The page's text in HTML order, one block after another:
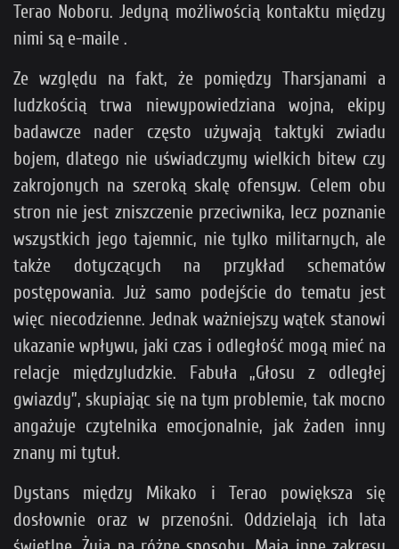
Terao Noboru. Jedyną możliwością kontaktu między
nimi są e-maile .
Ze względu na fakt, że pomiędzy Tharsjanami a
ludzkością trwa niewypowiedziana wojna, ekipy
badawcze nader często używają taktyki zwiadu
bojem, dlatego nie uświadczymy wielkich bitew czy
zakrojonych na szeroką skalę ofensyw. Celem obu
stron nie jest zniszczenie przeciwnika, lecz poznanie
wszystkich jego tajemnic, nie tylko militarnych, ale
także dotyczących na przykład schematów
postępowania. Już samo podejście do tematu jest
więc niecodzienne. Jednak ważniejszy wątek stanowi
ukazanie wpływu, jaki czas i odległość mogą mieć na
relacje międzyludzkie. Fabuła „Głosu z odległej
gwiazdy”, skupiając się na tym problemie, tak mocno
angażuje czytelnika emocjonalnie, jak żaden inny
znany mi tytuł.
Dystans między Mikako i Terao powiększa się
dosłownie oraz w przenośni. Oddzielają ich lata